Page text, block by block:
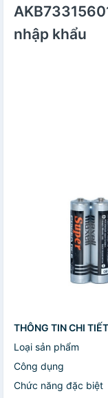
nhập khẩu
THÔNG TIN CHI TIẾT
Loại sản phẩm
Công dụng
Chức năng đặc biệt